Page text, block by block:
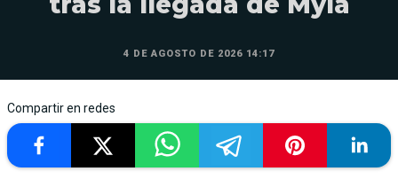
4 DE AGOSTO DE 2026 14:17
Compartir en redes